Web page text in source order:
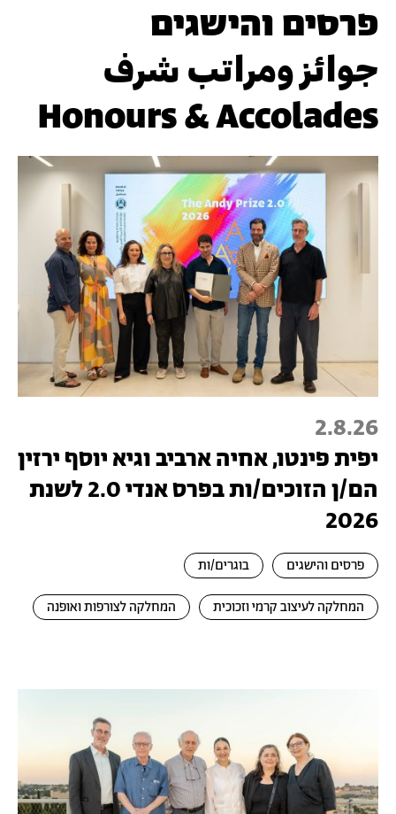
פרסים והישגים
جوائز ومراتب شرف
Honours & Accolades
2.8.26
יפית פינטו, אחיה ארביב וגיא יוסף ירזין
הם/ן הזוכים/ות בפרס אנדי 2.0 לשנת
2026
פרסים והישגים בוגרים/ות
המחלקה לעיצוב קרמי וזכוכית המחלקה לצורפות ואופנה